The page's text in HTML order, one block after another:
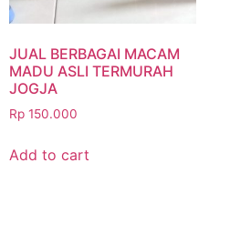
JUAL BERBAGAI MACAM
MADU ASLI TERMURAH
JOGJA
Rp 150.000
Add to cart